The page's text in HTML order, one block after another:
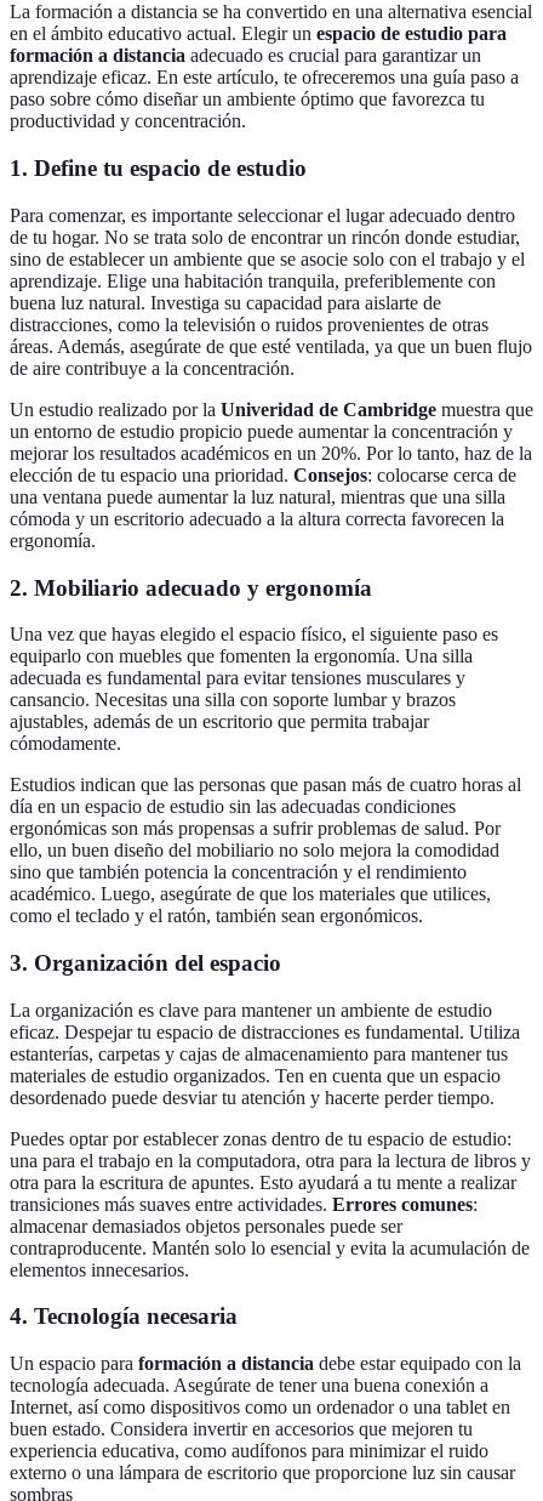
La formación a distancia se ha convertido en una alternativa esencial
en el ámbito educativo actual. Elegir un espacio de estudio para
formación a distancia adecuado es crucial para garantizar un
aprendizaje eficaz. En este artículo, te ofreceremos una guía paso a
paso sobre cómo diseñar un ambiente óptimo que favorezca tu
productividad y concentración.
1. Define tu espacio de estudio
Para comenzar, es importante seleccionar el lugar adecuado dentro
de tu hogar. No se trata solo de encontrar un rincón donde estudiar,
sino de establecer un ambiente que se asocie solo con el trabajo y el
aprendizaje. Elige una habitación tranquila, preferiblemente con
buena luz natural. Investiga su capacidad para aislarte de
distracciones, como la televisión o ruidos provenientes de otras
áreas. Además, asegúrate de que esté ventilada, ya que un buen flujo
de aire contribuye a la concentración.
Un estudio realizado por la Univeridad de Cambridge muestra que
un entorno de estudio propicio puede aumentar la concentración y
mejorar los resultados académicos en un 20%. Por lo tanto, haz de la
elección de tu espacio una prioridad. Consejos: colocarse cerca de
una ventana puede aumentar la luz natural, mientras que una silla
cómoda y un escritorio adecuado a la altura correcta favorecen la
ergonomía.
2. Mobiliario adecuado y ergonomía
Una vez que hayas elegido el espacio físico, el siguiente paso es
equiparlo con muebles que fomenten la ergonomía. Una silla
adecuada es fundamental para evitar tensiones musculares y
cansancio. Necesitas una silla con soporte lumbar y brazos
ajustables, además de un escritorio que permita trabajar
cómodamente.
Estudios indican que las personas que pasan más de cuatro horas al
día en un espacio de estudio sin las adecuadas condiciones
ergonómicas son más propensas a sufrir problemas de salud. Por
ello, un buen diseño del mobiliario no solo mejora la comodidad
sino que también potencia la concentración y el rendimiento
académico. Luego, asegúrate de que los materiales que utilices,
como el teclado y el ratón, también sean ergonómicos.
3. Organización del espacio
La organización es clave para mantener un ambiente de estudio
eficaz. Despejar tu espacio de distracciones es fundamental. Utiliza
estanterías, carpetas y cajas de almacenamiento para mantener tus
materiales de estudio organizados. Ten en cuenta que un espacio
desordenado puede desviar tu atención y hacerte perder tiempo.
Puedes optar por establecer zonas dentro de tu espacio de estudio:
una para el trabajo en la computadora, otra para la lectura de libros y
otra para la escritura de apuntes. Esto ayudará a tu mente a realizar
transiciones más suaves entre actividades. Errores comunes:
almacenar demasiados objetos personales puede ser
contraproducente. Mantén solo lo esencial y evita la acumulación de
elementos innecesarios.
4. Tecnología necesaria
Un espacio para formación a distancia debe estar equipado con la
tecnología adecuada. Asegúrate de tener una buena conexión a
Internet, así como dispositivos como un ordenador o una tablet en
buen estado. Considera invertir en accesorios que mejoren tu
experiencia educativa, como audífonos para minimizar el ruido
externo o una lámpara de escritorio que proporcione luz sin causar
sombras